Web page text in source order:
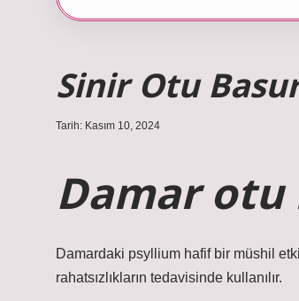
Sinir Otu
Tarih: Kasım 10, 2024
Damar otu
Damardaki psyllium hafif bir müshil
rahatsızlıkların tedavisinde kullanılır.